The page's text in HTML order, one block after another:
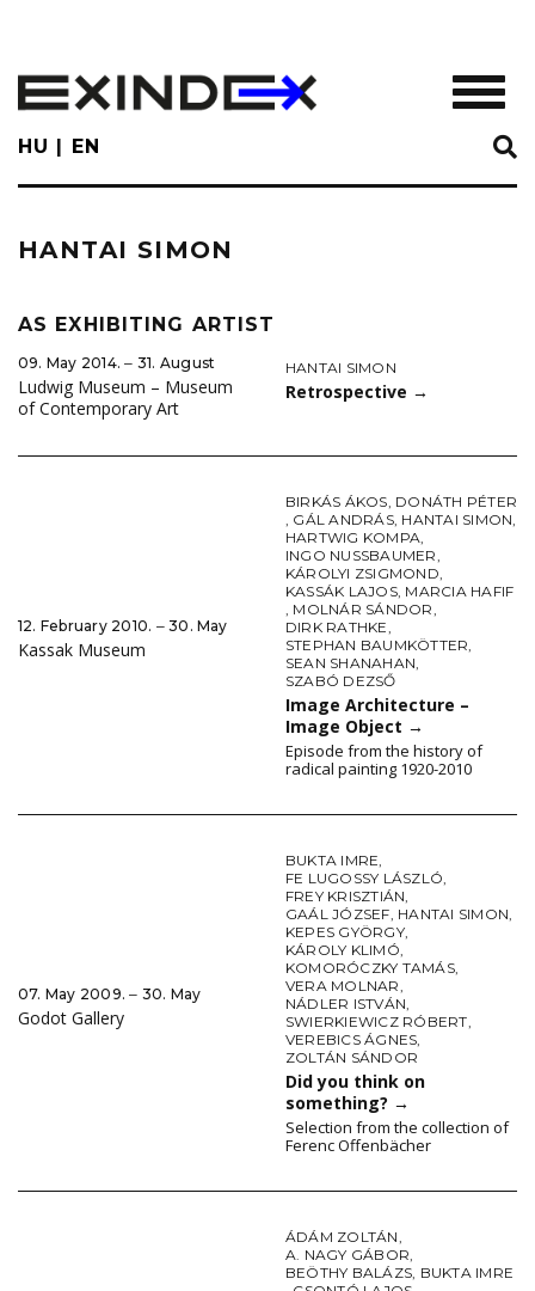
main
content
HU EN
HANTAI SIMON
AS EXHIBITING ARTIST
09. May 2014. ‒ 31. August
Ludwig Museum – Museum
of Contemporary Art
HANTAI SIMON
Retrospective →
12. February 2010. ‒ 30. May
Kassak Museum
BIRKÁS ÁKOS, DONÁTH PÉTER
, GÁL ANDRÁS, HANTAI SIMON,
HARTWIG KOMPA,
INGO NUSSBAUMER,
KÁROLYI ZSIGMOND,
KASSÁK LAJOS, MARCIA HAFIF
, MOLNÁR SÁNDOR,
DIRK RATHKE,
STEPHAN BAUMKÖTTER,
SEAN SHANAHAN,
SZABÓ DEZSŐ
Image Architecture –
Image Object →
Episode from the history of
radical painting 1920-2010
07. May 2009. ‒ 30. May
Godot Gallery
BUKTA IMRE,
FE LUGOSSY LÁSZLÓ,
FREY KRISZTIÁN,
GAÁL JÓZSEF, HANTAI SIMON,
KEPES GYÖRGY,
KÁROLY KLIMÓ,
KOMORÓCZKY TAMÁS,
VERA MOLNAR,
NÁDLER ISTVÁN,
SWIERKIEWICZ RÓBERT,
VEREBICS ÁGNES,
ZOLTÁN SÁNDOR
Did you think on
something? →
Selection from the collection of
Ferenc Offenbächer
ÁDÁM ZOLTÁN,
A. NAGY GÁBOR,
BEÖTHY BALÁZS, BUKTA IMRE